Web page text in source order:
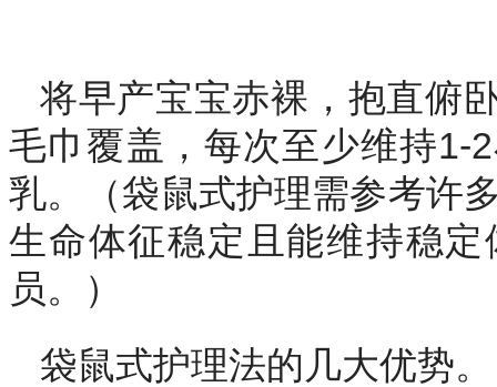
将早产宝宝赤裸，抱直俯
毛巾覆盖，每次至少维持1-
乳。（袋鼠式护理需参考许
生命体征稳定且能维持稳
员。）
袋鼠式护理法的几大优势。